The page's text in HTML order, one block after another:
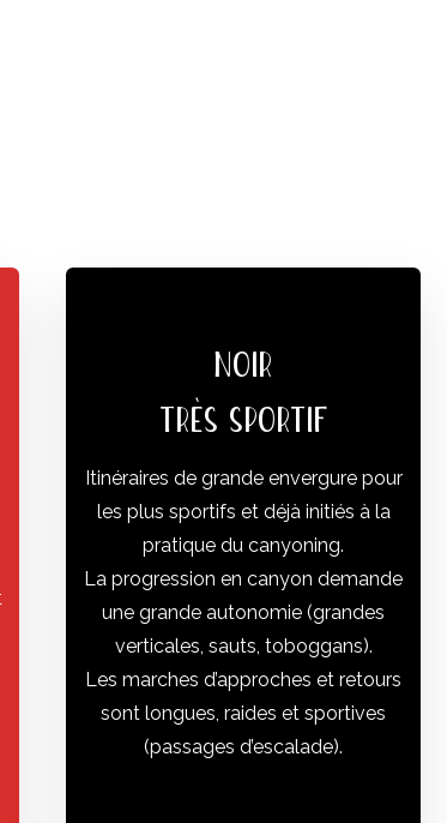
NOIR
TRÈS SPORTIF
Itinéraires de grande envergure pour
les plus sportifs et déjà initiés à la
pratique du canyoning.
La progression en canyon demande
une grande autonomie (grandes
verticales, sauts, toboggans).
Les marches d’approches et retours
sont longues, raides et sportives
(passages d’escalade).